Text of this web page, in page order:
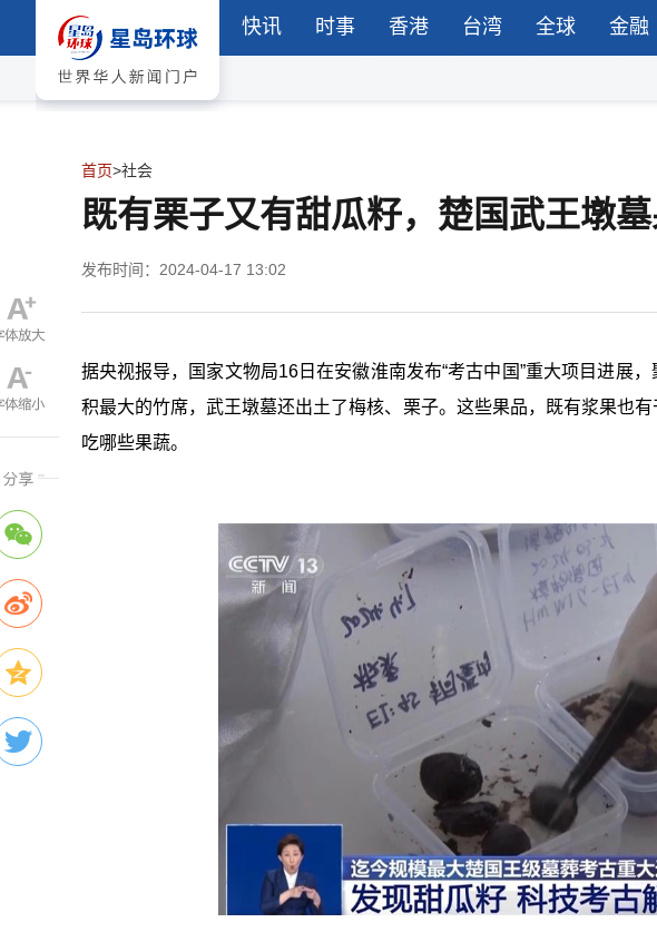
快讯 时事 香港 台湾 全球 金融
首页>社会
既有栗子又有甜瓜籽，楚国武王墩
发布时间：2024-04-17 13:02
据央视报导，国家文物局16日在安徽淮南发布“考古中国”重大项目进展
积最大的竹席，武王墩墓还出土了梅核、栗子。这些果品，既有浆果也
吃哪些果蔬。